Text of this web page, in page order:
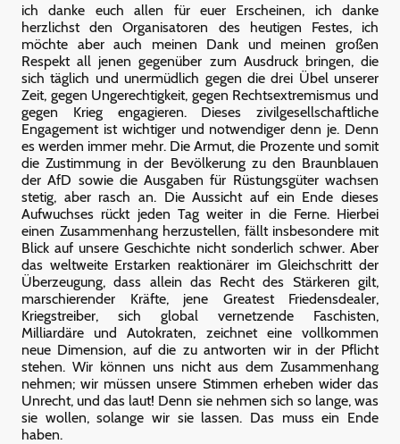
ich danke euch allen für euer Erscheinen, ich danke
herzlichst den Organisatoren des heutigen Festes, ich
möchte aber auch meinen Dank und meinen großen
Respekt all jenen gegenüber zum Ausdruck bringen, die
sich täglich und unermüdlich gegen die drei Übel unserer
Zeit, gegen Ungerechtigkeit, gegen Rechtsextremismus und
gegen Krieg engagieren. Dieses zivilgesellschaftliche
Engagement ist wichtiger und notwendiger denn je. Denn
es werden immer mehr. Die Armut, die Prozente und somit
die Zustimmung in der Bevölkerung zu den Braunblauen
der AfD sowie die Ausgaben für Rüstungsgüter wachsen
stetig, aber rasch an. Die Aussicht auf ein Ende dieses
Aufwuchses rückt jeden Tag weiter in die Ferne. Hierbei
einen Zusammenhang herzustellen, fällt insbesondere mit
Blick auf unsere Geschichte nicht sonderlich schwer. Aber
das weltweite Erstarken reaktionärer im Gleichschritt der
Überzeugung, dass allein das Recht des Stärkeren gilt,
marschierender Kräfte, jene Greatest Friedensdealer,
Kriegstreiber, sich global vernetzende Faschisten,
Milliardäre und Autokraten, zeichnet eine vollkommen
neue Dimension, auf die zu antworten wir in der Pflicht
stehen. Wir können uns nicht aus dem Zusammenhang
nehmen; wir müssen unsere Stimmen erheben wider das
Unrecht, und das laut! Denn sie nehmen sich so lange, was
sie wollen, solange wir sie lassen. Das muss ein Ende
haben.